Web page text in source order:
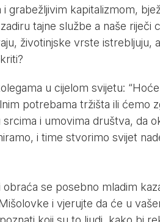
grabežljivim kapitalizmom,
tajne službe a naše riječi
životinjske vrste istrebljuju,
u cijelom svijetu:
potrebama tržišta ili ćemo
i umovima društva, da
i time stvorimo svijet
se posebno mladim
i vjerujte da će u